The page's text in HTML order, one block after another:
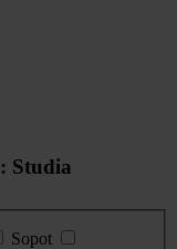
Studia
Sopot